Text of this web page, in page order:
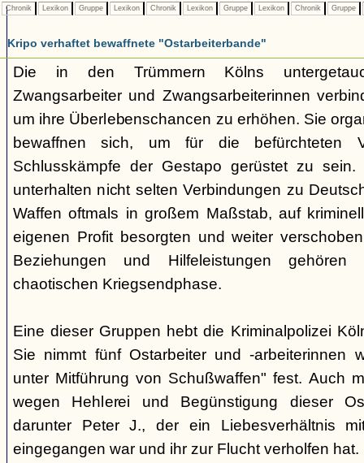
Chronik Lexikon Gruppe Lexikon Chronik Lexikon Gruppe Lexikon Chronik Gruppe
Kripo verhaftet bewaffnete "Ostarbeiterbande"
Die in den Trümmern Kölns
Zwangsarbeiter und Zwangsarbeiterinnen
um ihre Überlebenschancen zu erhöhen. Sie
bewaffnen sich, um für die befürchteten
Schlusskämpfe der Gestapo gerüstet zu sein.
unterhalten nicht selten Verbindungen zu
Waffen oftmals in großem Maßstab, auf
eigenen Profit besorgten und weiter
Beziehungen und Hilfeleistungen
chaotischen Kriegsendphase.
Eine dieser Gruppen hebt die Kriminalpolizei
Sie nimmt fünf Ostarbeiter und -arbeiterinnen
unter Mitführung von Schußwaffen" fest. Auch
wegen Hehlerei und Begünstigung dieser
darunter Peter J., der ein Liebesverhältnis
eingegangen war und ihr zur Flucht verholfen hat.